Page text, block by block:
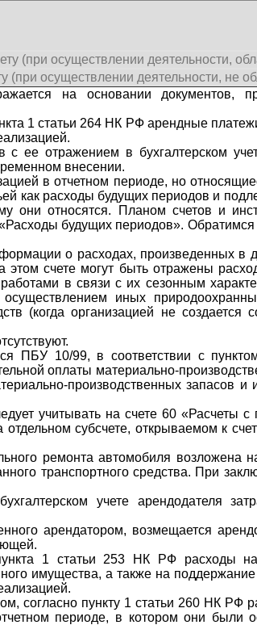
(при осуществлении деятельности,
осуществлении деятельности, не
на основании документов,
1 статьи 264 НК РФ арендные
ее отражением в бухгалтерском
внесении.
в отчетном периоде, но
как расходы будущих периодов и
они относятся. Планом счетов и
будущих периодов». Обратимся
о расходах, произведенных в
счете могут быть отражены
в связи с их сезонным
иных
(когда организацией не создается
ПБУ 10/99, в соответствии с
оплаты материально-
производственных запасов и
учитывать на счете 60 «Расчеты с
субсчете, открываемом к
ремонта автомобиля возложена
транспортного средства. При
учете арендодателя
арендатором, возмещается
1 статьи 253 НК РФ расходы
имущества, а также на
согласно пункту 1 статьи 260 НК РФ
периоде, в котором они были